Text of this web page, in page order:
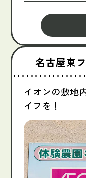
名古屋東
イオンの敷地
イフを！